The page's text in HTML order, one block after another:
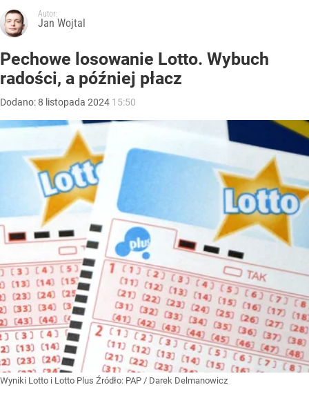
Autor:
Jan Wojtal
Pechowe losowanie Lotto. Wybuch
radości, a później płacz
Dodano:8 listopada 2024 15:50
Wyniki Lotto i Lotto Plus Źródło: PAP / Darek Delmanowicz